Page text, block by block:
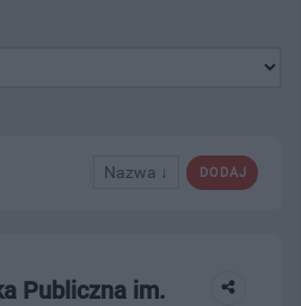
DODAJ
Nazwa ↓
Publiczna im.